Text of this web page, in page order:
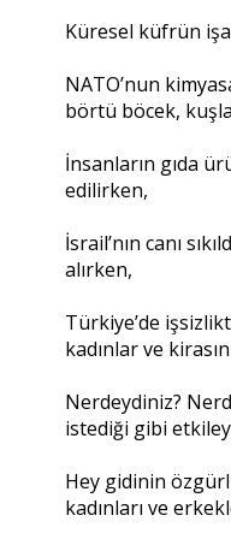
Küresel küfrün
NATO’nun
börtü böcek,
İnsanların gıda
edilirken,
İsrail’nın canı
alırken,
Türkiye’de
kadınlar ve
Nerdeydiniz?
istediği gibi
Hey gidinin
kadınları ve